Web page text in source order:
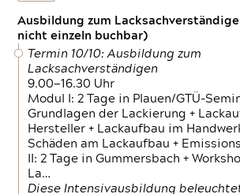
Ausbildung zum
nicht einzeln buchbar)
Termin 10/10: Ausbildung zum
Lacksachverständigen
9.00—16.30 Uhr
Modul I: 2 Tage in Plauen/GTÜ-
Grundlagen der Lackierung +
Hersteller + Lackaufbau im
Schäden am Lackaufbau +
II: 2 Tage in Gummersbach +
La…
Diese Intensivausbildung